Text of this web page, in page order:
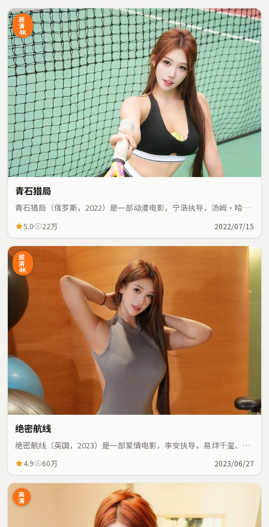
超
清
4K
青石猎局
青石猎局（俄罗斯，2022）是一部动漫电影，宁浩执导，汤姆·哈
5.0 22万 2022/07/15
超
清
4K
绝密航线
绝密航线（英国，2023）是一部爱情电影，李安执导，易烊千玺、李
4.9 60万 2023/06/27
高
清